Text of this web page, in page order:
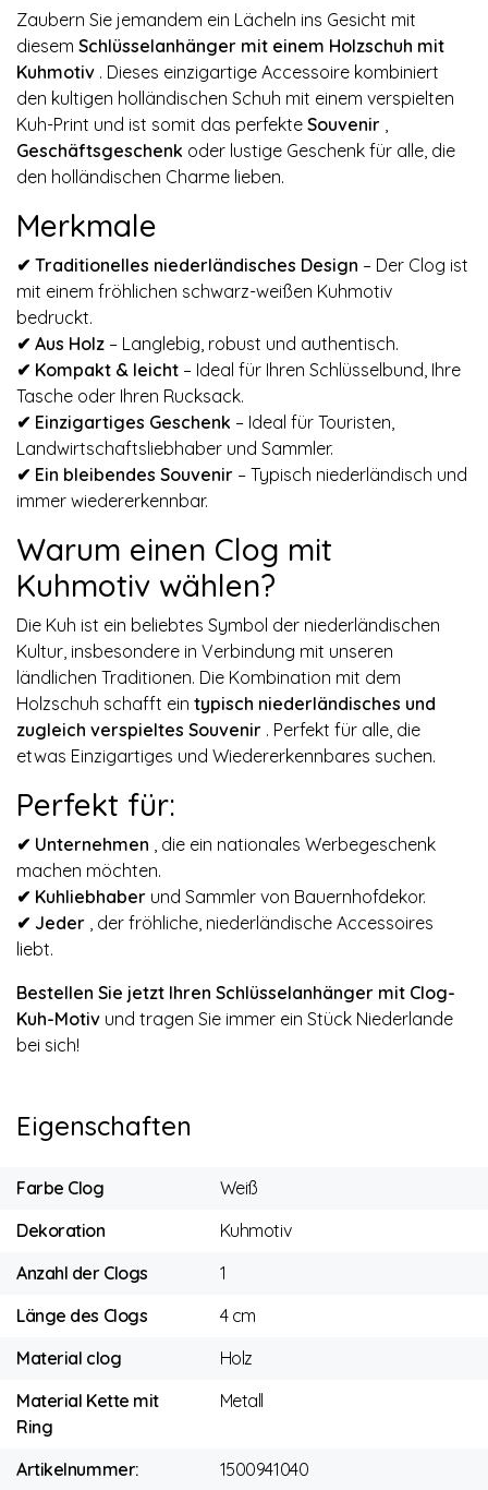
Zaubern Sie jemandem ein Lächeln ins Gesicht mit
diesem Schlüsselanhänger mit einem Holzschuh mit
Kuhmotiv . Dieses einzigartige Accessoire kombiniert
den kultigen holländischen Schuh mit einem verspielten
Kuh-Print und ist somit das perfekte Souvenir
Geschäftsgeschenk oder lustige Geschenk für alle, die
den holländischen Charme lieben.
Merkmale
✔ Traditionelles niederländisches Design – Der Clog ist
mit einem fröhlichen schwarz-weißen Kuhmotiv
bedruckt.
✔ Aus Holz – Langlebig, robust und authentisch.
✔ Kompakt & leicht – Ideal für Ihren Schlüsselbund, Ihre
Tasche oder Ihren Rucksack.
✔ Einzigartiges Geschenk – Ideal für Touristen,
Landwirtschaftsliebhaber und Sammler.
✔ Ein bleibendes Souvenir – Typisch niederländisch und
immer wiedererkennbar.
Warum einen Clog mit
Kuhmotiv wählen?
Die Kuh ist ein beliebtes Symbol der niederländischen
Kultur, insbesondere in Verbindung mit unseren
ländlichen Traditionen. Die Kombination mit dem
Holzschuh schafft ein typisch niederländisches und
zugleich verspieltes Souvenir . Perfekt für alle, die
etwas Einzigartiges und Wiedererkennbares suchen.
Perfekt für:
✔ Unternehmen , die ein nationales Werbegeschenk
machen möchten.
✔ Kuhliebhaber und Sammler von Bauernhofdekor.
✔ Jeder , der fröhliche, niederländische Accessoires
liebt.
Bestellen Sie jetzt Ihren Schlüsselanhänger mit Clog-
Kuh-Motiv und tragen Sie immer ein Stück Niederlande
bei sich!
Eigenschaften
Farbe Clog
Weiß
Dekoration
Kuhmotiv
Anzahl der Clogs
1
Länge des Clogs
4 cm
Material clog
Holz
Material Kette mit
Ring
Metall
Artikelnummer: 1500941040